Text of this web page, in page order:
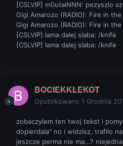
[CSLVIP] m0utaiNNN: pezyszlo
Gigi Amarozo (RADIO): Fire in
Gigi Amarozo (RADIO): Fire in
[CSLVIP] lama dalej slaba: /knife
[CSLVIP] lama dalej slaba: /knife
BOCIEKKLEKOT
Opublikowano 1 Grudnia
zobaczylem ten twoj tekst i
dopierdala" no i widzisz, trafilo
jeszcze perma nie ma...?